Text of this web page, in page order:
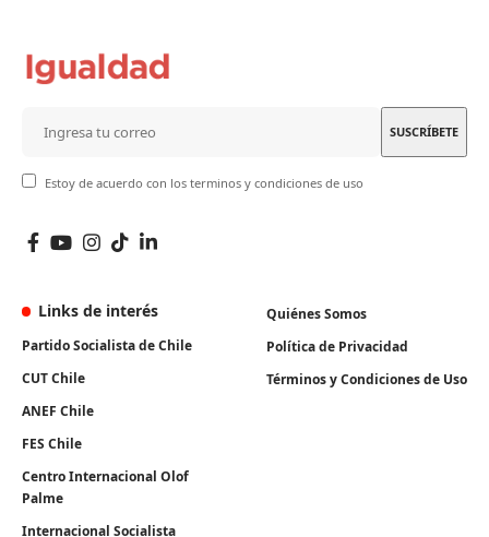
Estoy de acuerdo con los terminos y condiciones de uso
Links de interés
Partido Socialista de Chile
CUT Chile
ANEF Chile
FES Chile
Centro Internacional Olof
Palme
Internacional Socialista
Quiénes Somos
Política de Privacidad
Términos y Condiciones de Uso